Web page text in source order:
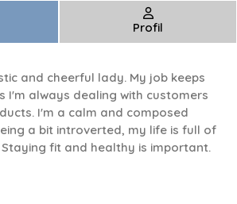
Profil
and cheerful lady. My job keeps
I'm always dealing with customers
I'm a calm and composed
a bit introverted, my life is full of
fit and healthy is important.